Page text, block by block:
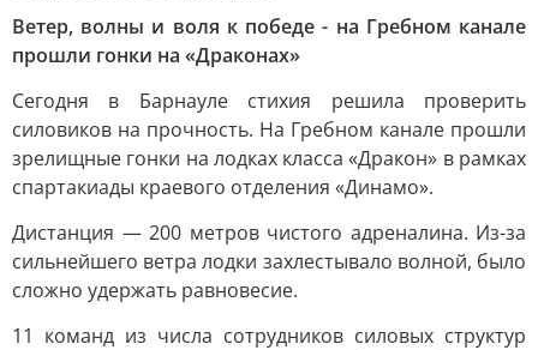
Ветер, волны и воля к победе - на Гребном канале
прошли гонки на «Драконах»
Сегодня в Барнауле стихия решила проверить
силовиков на прочность. На Гребном канале прошли
зрелищные гонки на лодках класса «Дракон» в рамках
спартакиады краевого отделения «Динамо».
Дистанция — 200 метров чистого адреналина. Из-за
сильнейшего ветра лодки захлестывало волной, было
сложно удержать равновесие.
11 команд из числа сотрудников силовых структур